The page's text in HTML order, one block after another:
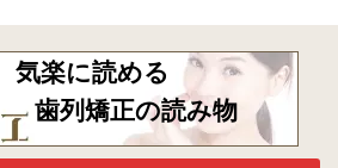
気楽に読める
歯列矯正の読み物